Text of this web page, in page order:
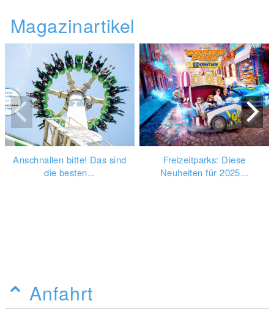
Magazinartikel
Anschnallen bitte! Das sind
die besten...
Freizeitparks: Diese
Neuheiten für 2025...
Anfahrt